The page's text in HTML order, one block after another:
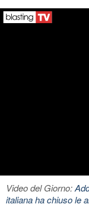
Video del Giorno:
italiana ha chiuso le